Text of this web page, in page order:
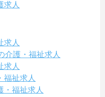
求人
求人
介護・福祉求人
求人
福祉求人
・福祉求人